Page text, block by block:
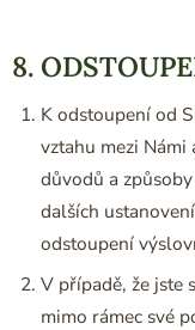
8.
K odstoupení od
vztahu mezi Námi
důvodů a
dalších
odstoupení
V případě, že jste
mimo rámec své